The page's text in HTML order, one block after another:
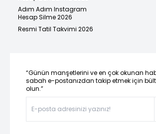
Adım Adım Instagram
Hesap Silme 2026
Resmi Tatil Takvimi 2026
“Günün manşetlerini ve en çok okunan
sabah e-postanızdan takip etmek için
olun.”